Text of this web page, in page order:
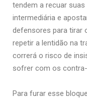
tendem a recuar
intermediária e
defensores para tirar
repetir a lentidão na
correrá o risco de
sofrer com os
Para furar esse